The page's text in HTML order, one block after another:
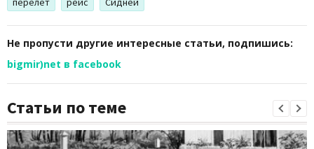
Не пропусти другие интересные статьи, подпишись:
bigmir)net в facebook
Статьи по теме